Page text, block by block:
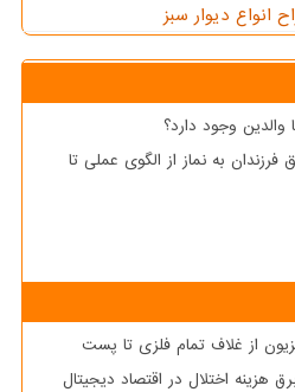
انواع دیوار سبز
والدین وجود دارد؟
به نماز از الگوی عملی تا
از غلاف تمام فلزی تا پست
هزینه اختلال در اقتصاد دیجیتال